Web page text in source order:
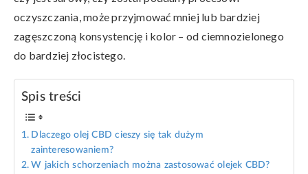
oczyszczania, może przyjmować mniej lub bardziej
zagęszczoną konsystencję i kolor – od ciemnozielonego
do bardziej złocistego.
Spis treści
Dlaczego olej CBD cieszy się tak dużym
zainteresowaniem?
W jakich schorzeniach można zastosować olejek CBD?